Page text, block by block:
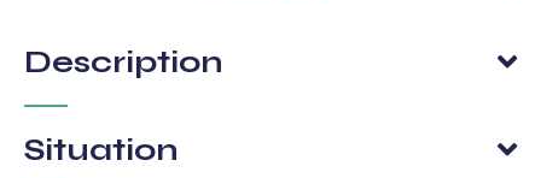
Description
Situation